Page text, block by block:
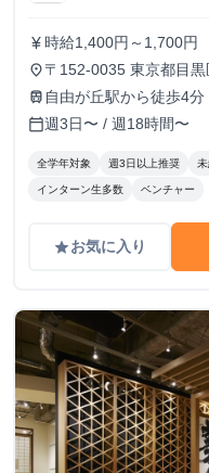
currency_yen 時給1,400円～1,700円
place 〒152-0035 東京都目黒
二ビル 3F
train 自由が丘駅から徒歩4分
calendar_today週3日〜 / 週18時間〜
全学年対象 週3日以上推奨
インターン生多数 ベンチャー
gradeお気に入り